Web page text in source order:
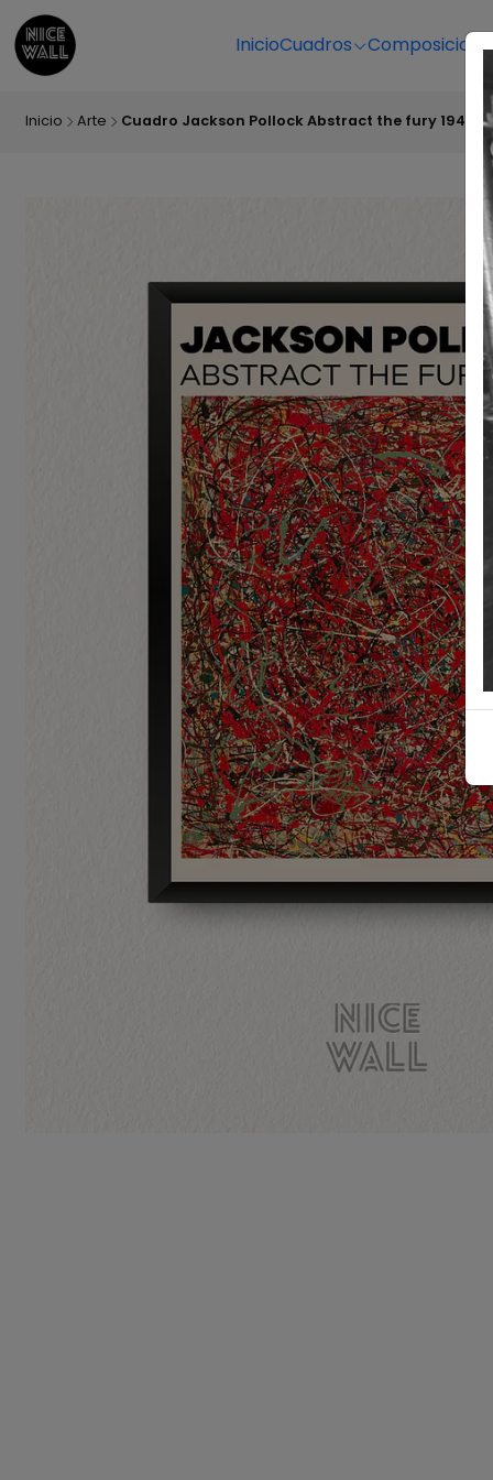
InicioCuadros
Inicio Arte Cuadro Jackson Pollock Abstract the fury 1943